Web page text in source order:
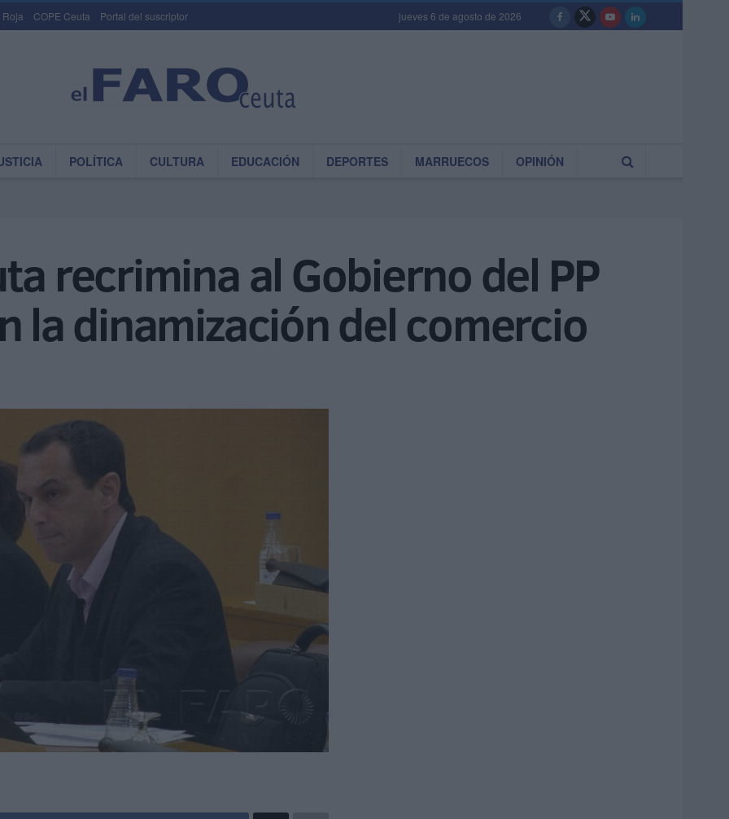
Roja COPE Ceuta Portal del suscriptor jueves 6 de agosto de 2026
POLÍTICA CULTURA EDUCACIÓN DEPORTES MARRUECOS OPINIÓN
recrimina al Gobierno del PP
la dinamización del comercio